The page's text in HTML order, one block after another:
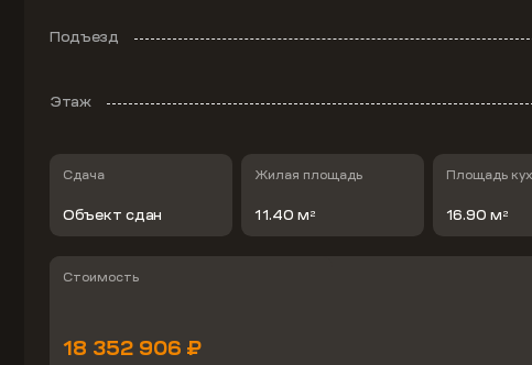
Подъезд
Этаж
Сдача
Объект сдан
Жилая площадь
11.40 м 2
Площадь
16.90 м 2
Стоимость
18 352 906 ₽